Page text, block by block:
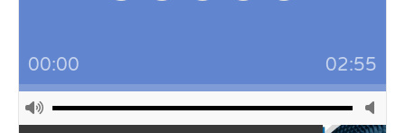
00:00 02:55